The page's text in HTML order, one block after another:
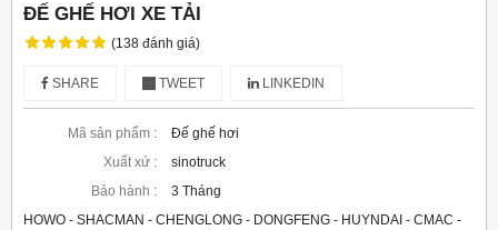
ĐẾ GHẾ HƠI XE TẢI
(138 đánh giá)
SHARE TWEET LINKEDIN
Mã sản phẩm :
Đế ghế hơi
Xuất xứ :
sinotruck
Bảo hành :
3 Tháng
HOWO - SHACMAN - CHENGLONG - DONGFENG - HUYNDAI - CMAC -